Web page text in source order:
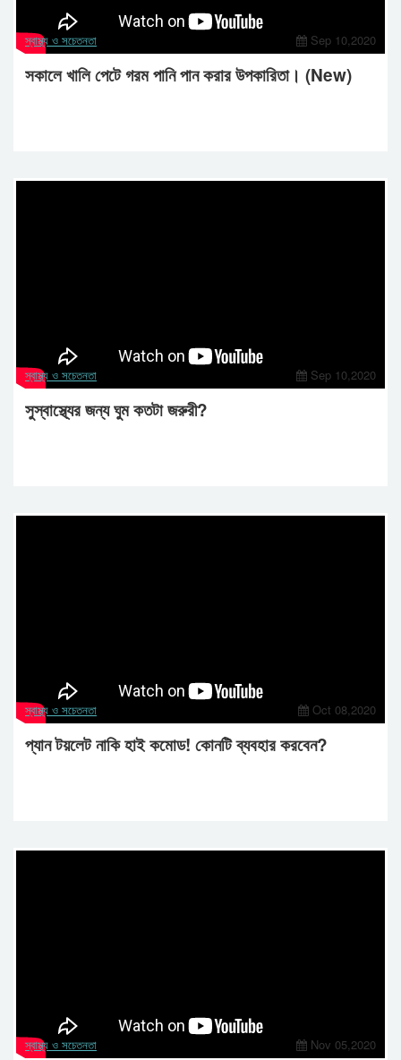
স্বাস্থ্য ও সচেতনতা Sep 10,2020
সকালে খালি পেটে গরম পানি পান করার উপকারিতা। (New)
স্বাস্থ্য ও সচেতনতা Sep 10,2020
সুস্বাস্থ্যের জন্য ঘুম কতটা জরুরী?
স্বাস্থ্য ও সচেতনতা Oct 08,2020
প্যান টয়লেট নাকি হাই কমোড! কোনটি ব্যবহার করবেন?
স্বাস্থ্য ও সচেতনতা Nov 05,2020